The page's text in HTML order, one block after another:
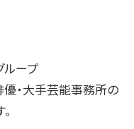
ループ
・大手芸能事務所の